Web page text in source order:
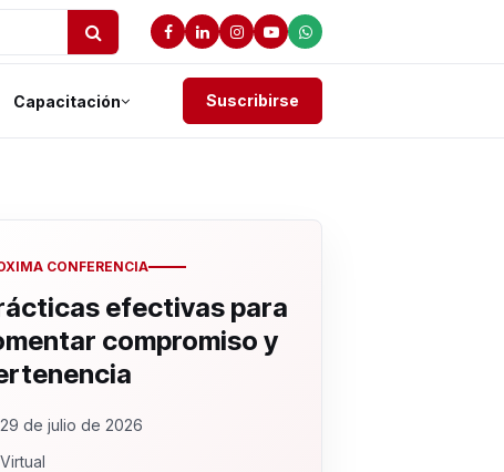
Capacitación Suscribirse
CONFERENCIA
efectivas para
compromiso y
29 de julio de 2026
Virtual